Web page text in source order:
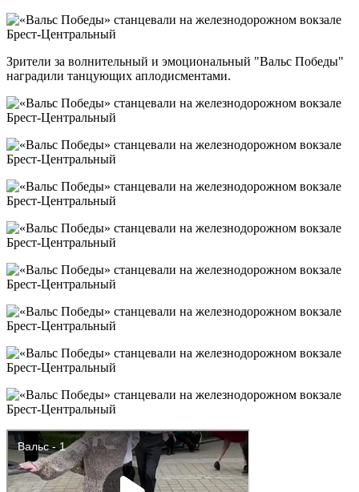
Зрители за волнительный и эмоциональный "Вальс Победы"
наградили танцующих аплодисментами.